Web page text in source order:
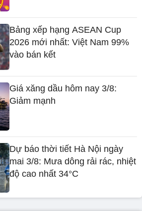
Bảng xếp hạng ASEAN Cup
2026 mới nhất: Việt Nam 99%
vào bán kết
Giá xăng dầu hôm nay 3/8:
Giảm mạnh
Dự báo thời tiết Hà Nội ngày
mai 3/8: Mưa dông rải rác, nhiệt
độ cao nhất 34°C